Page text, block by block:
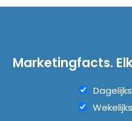
Marketingfacts.